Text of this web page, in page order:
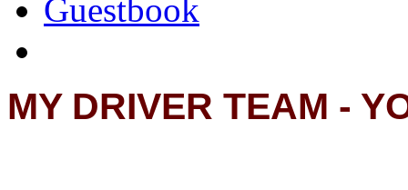
Guestbook
MY DRIVER TEAM -